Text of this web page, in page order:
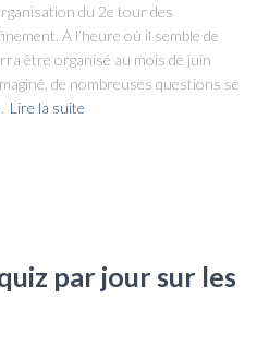
du 2e tour des
A l’heure où il semble de
être organisé au mois de juin
de nombreuses questions se
Lire la suite
par jour sur les